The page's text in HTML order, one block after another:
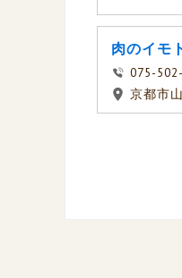
肉のイ
075-
京都市